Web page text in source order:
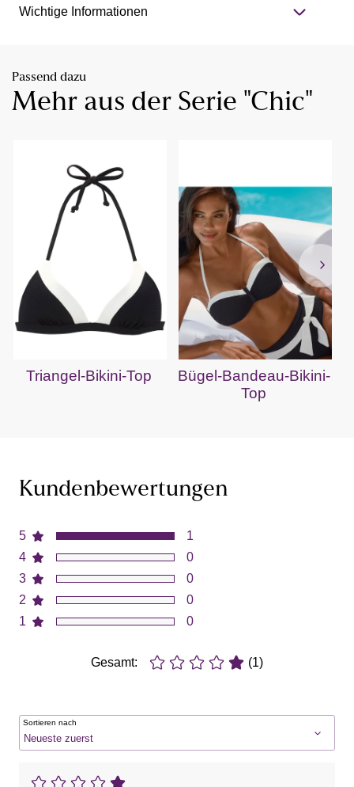
Wichtige Informationen
Passend dazu
Mehr aus der Serie "Chic"
Triangel-Bikini-Top
Bügel-Bandeau-Bikini-
Top
Kundenbewertungen
5
4
3
2
1
1
0
0
0
0
Gesamt: (1)
Sortieren nach